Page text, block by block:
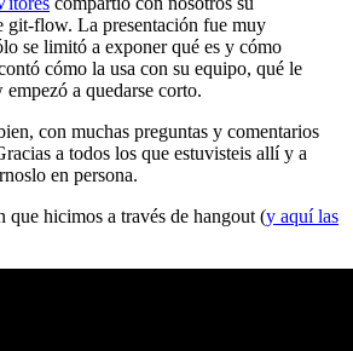
git-flow. La presentación fue muy
se limitó a exponer qué es y cómo
cómo la usa con su equipo, qué le
a quedarse corto.
con muchas preguntas y comentarios
a todos los que estuvisteis allí y a
en persona.
que hicimos a través de hangout (y aquí las